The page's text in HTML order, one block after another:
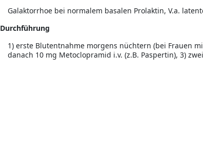
Galaktorrhoe bei normalem basalen Prolaktin, V.a.
Durchführung
1) erste Blutentnahme morgens nüchtern (bei Frauen
danach 10 mg Metoclopramid i.v. (z.B. Paspertin), 3)